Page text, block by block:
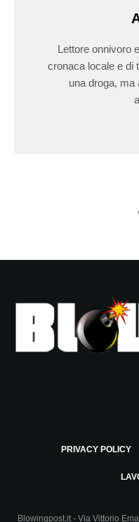
Lettore onnivoro
cronaca locale e di
una droga, ma
PRIVACY POLICY
Blowingpost.it - Via Vittorio